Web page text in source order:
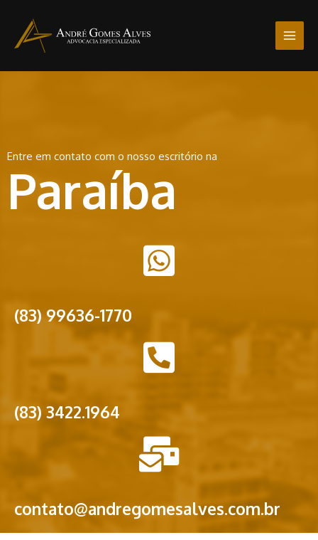
Entre em contato com o nosso escritório na
Paraíba
(83) 99636-1770
(83) 3422.1964
contato@andregomesalves.com.br